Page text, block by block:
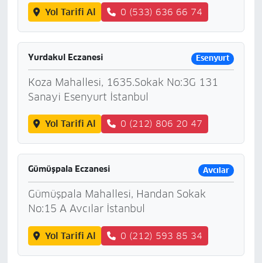
Yol Tarifi Al 0 (533) 636 66 74
Yurdakul Eczanesi Esenyurt
Koza Mahallesi, 1635.Sokak No:3G 131
Sanayi Esenyurt İstanbul
Yol Tarifi Al 0 (212) 806 20 47
Gümüşpala Eczanesi Avcılar
Gümüşpala Mahallesi, Handan Sokak
No:15 A Avcılar İstanbul
Yol Tarifi Al 0 (212) 593 85 34